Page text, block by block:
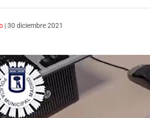
|30 diciembre 2021